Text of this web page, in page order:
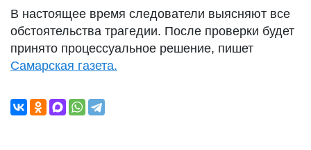
В настоящее время следователи выясняют все
обстоятельства трагедии. После проверки будет
принято процессуальное решение, пишет
Самарская газета.